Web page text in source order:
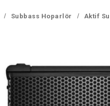
Subbass Hoparlör Aktif